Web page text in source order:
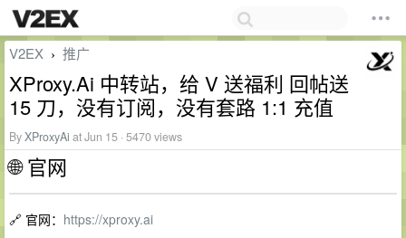
V2EX › 推广
XProxy.Ai 中转站，给 V 送福利 回帖送
15 刀，没有订阅，没有套路 1:1 充值
ByXProxyAi at Jun 15 · 5470 views
🌐 官网
🔗 官网： https://xproxy.ai